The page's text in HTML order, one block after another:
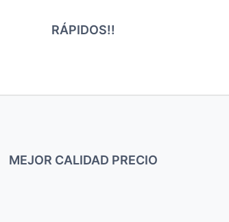
RÁPIDOS!!
MEJOR CALIDAD PRECIO